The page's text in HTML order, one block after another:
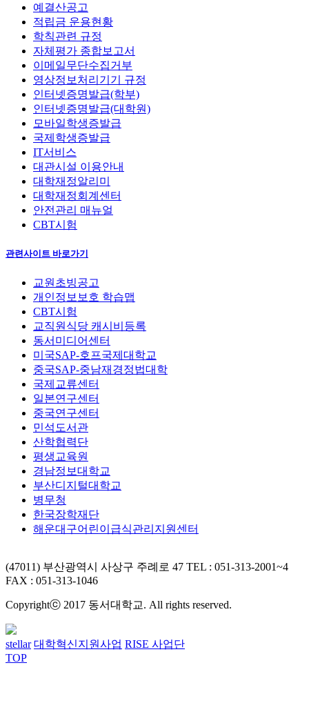
예결산공고
적립금 운용현황
학칙관련 규정
자체평가 종합보고서
이메일무단수집거부
영상정보처리기기 규정
인터넷증명발급(학부)
인터넷증명발급(대학원)
모바일학생증발급
국제학생증발급
IT서비스
대관시설 이용안내
대학재정알리미
대학재정회계센터
안전관리 매뉴얼
CBT시험
관련사이트 바로가기
교원초빙공고
개인정보보호 학습맵
CBT시험
교직원식당 캐시비등록
동서미디어센터
미국SAP-호프국제대학교
중국SAP-중남재경정법대학
국제교류센터
일본연구센터
중국연구센터
민석도서관
산학협력단
평생교육원
경남정보대학교
부산디지털대학교
병무청
한국장학재단
해운대구어린이급식관리지원센터
(47011) 부산광역시 사상구 주례로 47 TEL : 051-313-2001~4
FAX : 051-313-1046
Copyrightⓒ 2017 동서대학교. All rights reserved.
stellar 대학혁신지원사업 RISE 사업단
TOP